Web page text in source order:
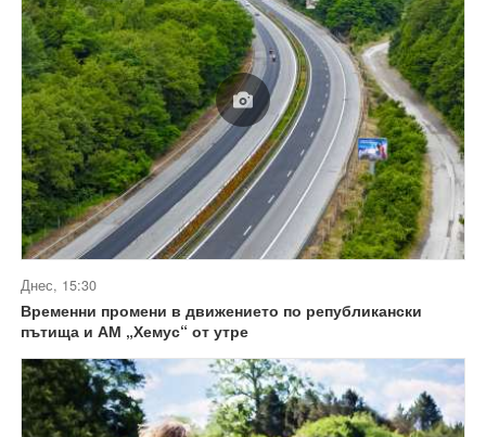
Днес, 15:30
Временни промени в движението по републикански
пътища и АМ „Хемус“ от утре